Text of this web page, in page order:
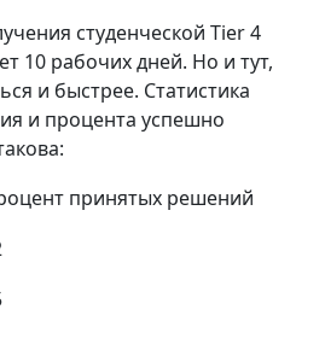
студенческой Tier4
10 рабочихдней. Но и тут,
и быстрее. Статистика
и процента успешно
:
принятых решений